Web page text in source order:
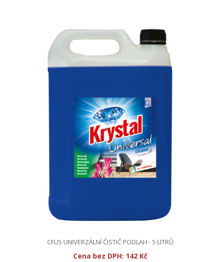
CFU5 UNIVERZÁLNÍ ČISTIČ PODLAH - 5 LITRŮ
Cena bez DPH: 142 Kč